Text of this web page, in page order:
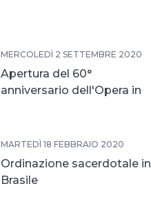
MERCOLEDÌ 2 SETTEMBRE 2020
Apertura del 60°
anniversario dell'Opera in
MARTEDÌ 18 FEBBRAIO 2020
Ordinazione sacerdotale in
Brasile